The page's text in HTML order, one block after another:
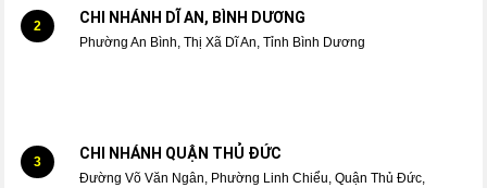
2 CHI NHÁNH DĨ AN, BÌNH DƯƠNG
Phường An Bình, Thị Xã Dĩ An, Tỉnh Bình Dương
3 CHI NHÁNH QUẬN THỦ ĐỨC
Đường Võ Văn Ngân, Phường Linh Chiểu, Quận Thủ Đức,